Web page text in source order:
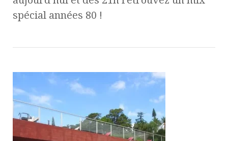
spécial années 80 !